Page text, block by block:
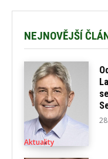
NEJNOVĚJŠÍ
Aktuality